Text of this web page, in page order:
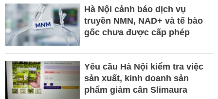
Hà Nội cảnh báo dịch vụ
truyền NMN, NAD+ và tế bào
gốc chưa được cấp phép
Yêu cầu Hà Nội kiểm tra việc
sản xuất, kinh doanh sản
phẩm giảm cân Slimaura